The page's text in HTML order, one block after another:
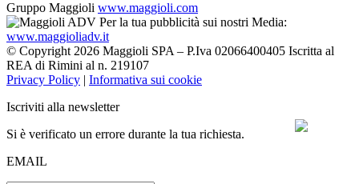
Gruppo Maggioli www.maggioli.com
Per la tua pubblicità sui nostri Media:
www.maggioliadv.it
© Copyright 2026 Maggioli SPA – P.Iva 02066400405 Iscritta al
REA di Rimini al n. 219107
Privacy Policy | Informativa sui cookie
Iscriviti alla newsletter
Si è verificato un errore durante la tua richiesta.
EMAIL